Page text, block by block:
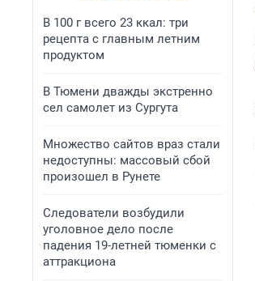
В 100 г всего 23 ккал: три
рецепта с главным летним
продуктом
В Тюмени дважды экстренно
сел самолет из Сургута
Множество сайтов враз стали
недоступны: массовый сбой
произошел в Рунете
Следователи возбудили
уголовное дело после
падения 19-летней тюменки с
аттракциона